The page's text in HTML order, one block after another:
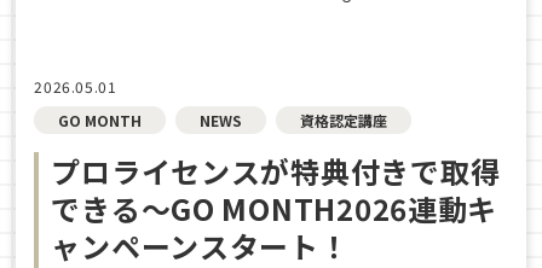
2026.05.01
GO MONTH
NEWS 資格認定講座
プロライセンスが特典付きで取得
できる〜GO MONTH2026連動キ
ャンペーンスタート！